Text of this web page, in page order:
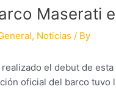
Maserati
, Noticias / By
el debut de
oficial del barco tuvo